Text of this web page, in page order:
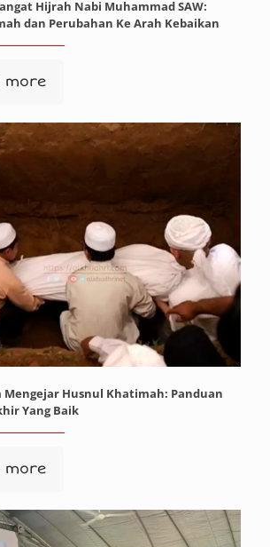
Hijrah Nabi Muhammad SAW:
dan Perubahan Ke Arah Kebaikan
more
Mengejar Husnul Khatimah: Panduan
Yang Baik
more